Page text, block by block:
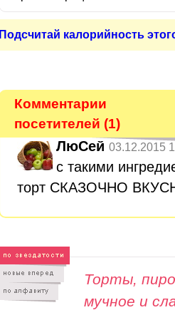
Подсчитай калорийность
Комментарии
посетителей (1)
ЛюСей 03.12.2015
с такими
торт СКАЗОЧНО
Торты,
мучное и